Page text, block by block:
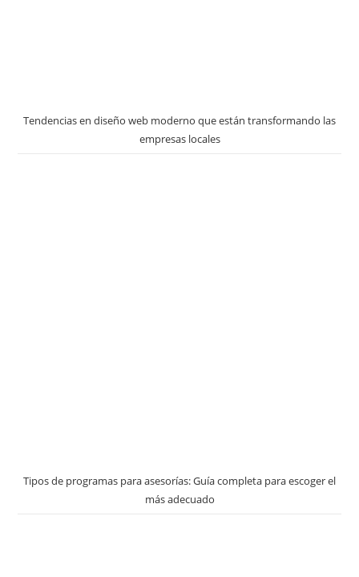
Tendencias en diseño web moderno que están transformando las
empresas locales
Tipos de programas para asesorías: Guía completa para escoger el
más adecuado